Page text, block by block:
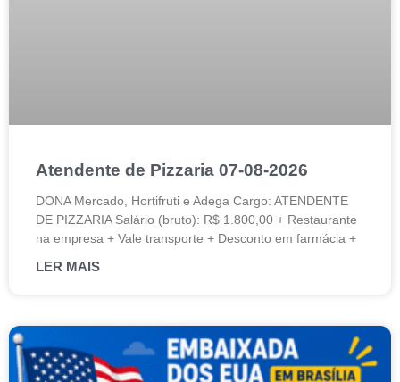
Atendente de Pizzaria 07-08-2026
DONA Mercado, Hortifruti e Adega Cargo: ATENDENTE
DE PIZZARIA Salário (bruto): R$ 1.800,00 + Restaurante
na empresa + Vale transporte + Desconto em farmácia +
LER MAIS